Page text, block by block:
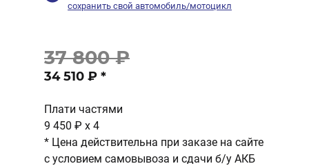
сохранить свой автомобиль/мотоцикл
37 800 ₽
34 510 ₽ *
Плати частями
9 450 ₽ x 4
* Цена действительна при заказе на сайте
с условием самовывоза и сдачи б/у АКБ